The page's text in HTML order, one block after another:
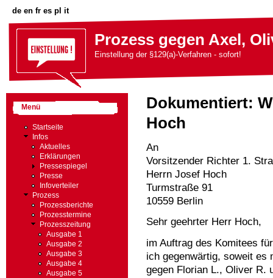
de en fr es pl it
Prozess gegen Axel,
Einstellung der §129(a)-Verfahren - sofort!
Dokumentiert:
Hoch
An
Vorsitzender Richter 1.
Herrn Josef Hoch
Turmstraße 91
10559 Berlin
Sehr geehrter Herr Hoch,
im Auftrag des Komitees
ich gegenwärtig, soweit es
gegen Florian L., Oliver R.
Menü
Startseite
Infos
Aktuelles
Erklärungen
Pressespiegel
Presse
Infoverteiler
Prozess
Prozessberichte
Prozesstermine
Prozesszeitung
Ausgabe 1
Ausgabe 2
Ausgabe 3
Ausgabe 4
Ausgabe 5